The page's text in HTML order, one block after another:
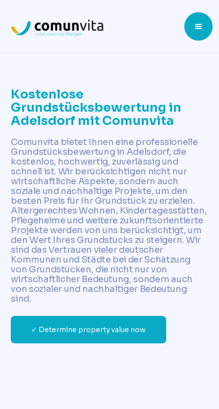
Kostenlose
Grundstücksbewertung in
Adelsdorf mit Comunvita
Comunvita bietet Ihnen eine professionelle
Grundstücksbewertung in Adelsdorf, die
kostenlos, hochwertig, zuverlässig und
schnell ist. Wir berücksichtigen nicht nur
wirtschaftliche Aspekte, sondern auch
soziale und nachhaltige Projekte, um den
besten Preis für Ihr Grundstück zu erzielen.
Altergerechtes Wohnen, Kindertagesstätten,
Pflegeheime und weitere zukunftsorientierte
Projekte werden von uns berücksichtigt, um
den Wert Ihres Grundstücks zu steigern. Wir
sind das Vertrauen vieler deutscher
Kommunen und Städte bei der Schätzung
von Grundstücken, die nicht nur von
wirtschaftlicher Bedeutung, sondern auch
von sozialer und nachhaltiger Bedeutung
sind.
✓ Determine property value now